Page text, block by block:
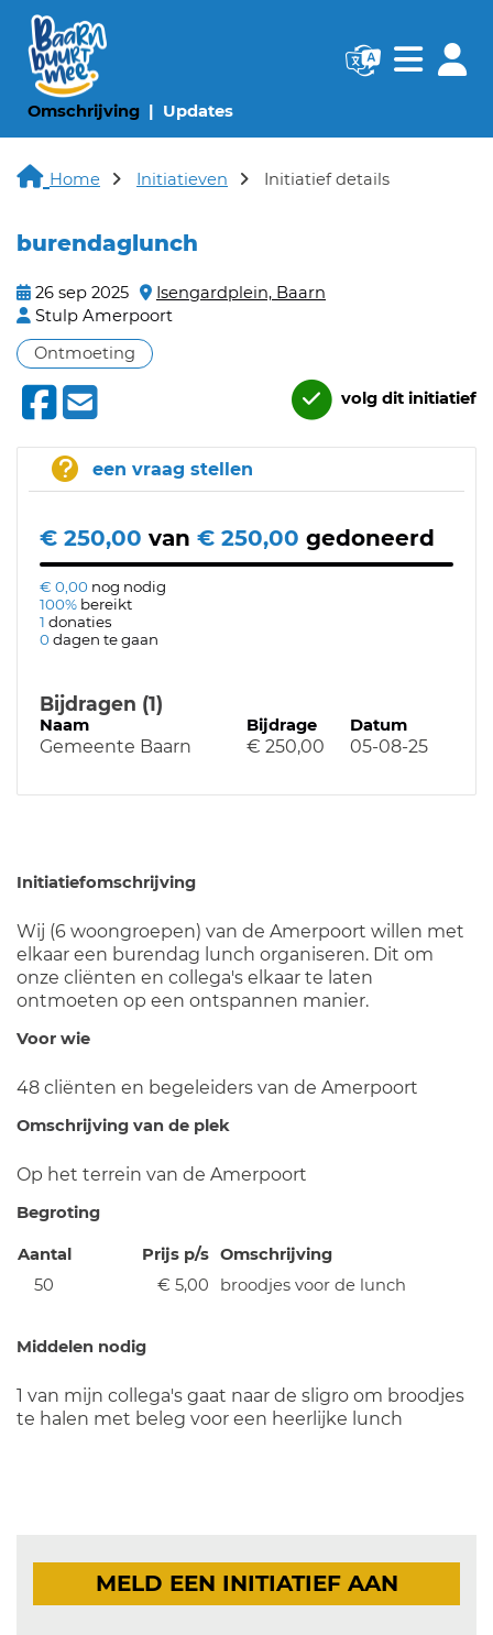
Omschrijving(huidige pagina)
Updates(huidige pagina)
Navigatie
Home Initiatieven Initiatief details
burendaglunch
26 sep 2025
Isengardplein, Baarn
Stulp Amerpoort
Ontmoeting
volg dit initiatief
een vraag stellen
€ 250,00 van € 250,00 gedoneerd
€ 0,00 nog nodig
100% bereikt
1 donaties
0dagen te gaan
Bijdragen (1)
Naam Bijdrage Datum
Gemeente Baarn € 250,00 05-08-25
Initiatiefomschrijving
Wij (6 woongroepen) van de Amerpoort willen met
elkaar een burendag lunch organiseren. Dit om
onze cliënten en collega's elkaar te laten
ontmoeten op een ontspannen manier.
Voor wie
48 cliënten en begeleiders van de Amerpoort
Omschrijving van de plek
Op het terrein van de Amerpoort
Begroting
Aantal Prijs p/s Omschrijving
50
€ 5,00 broodjes voor de lunch
Middelen nodig
1 van mijn collega's gaat naar de sligro om broodjes
te halen met beleg voor een heerlijke lunch
MELD EEN INITIATIEF AAN